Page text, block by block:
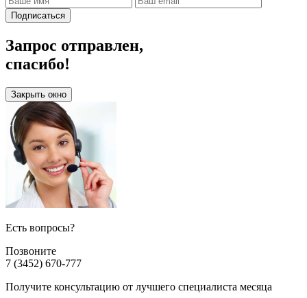
Подписаться
Запрос отправлен,
спасибо!
Закрыть окно
Есть вопросы?
Позвоните
7 (3452) 670-777
Получите консультацию от лучшего специалиста месяца